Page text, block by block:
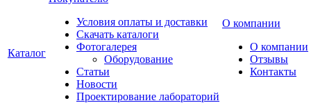
Каталог
Условия оплаты и доставки
Скачать каталоги
Фотогалерея
Оборудование
Статьи
Новости
Проектирование лабораторий
О компании
О компании
Отзывы
Контакты